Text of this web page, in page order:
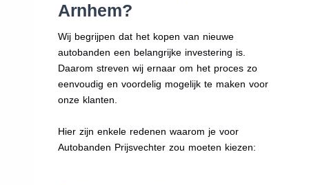
Arnhem?
Wij begrijpen dat het kopen van nieuwe
autobanden een belangrijke investering is.
Daarom streven wij ernaar om het proces zo
eenvoudig en voordelig mogelijk te maken voor
onze klanten.
Hier zijn enkele redenen waarom je voor
Autobanden Prijsvechter zou moeten kiezen: